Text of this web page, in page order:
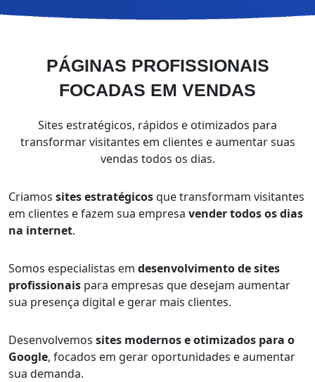
PÁGINAS PROFISSIONAIS
FOCADAS EM VENDAS
Sites estratégicos, rápidos e otimizados para
transformar visitantes em clientes e aumentar suas
vendas todos os dias.
Criamos sites estratégicosque transformam visitantes
em clientes e fazem sua empresa vender todos os dias
na internet.
Somos especialistas em desenvolvimento de sites
profissionais para empresas que desejam aumentar
sua presença digital e gerar mais clientes.
Desenvolvemos sites modernos e otimizados para o
Google, focados em gerar oportunidades e aumentar
sua demanda.